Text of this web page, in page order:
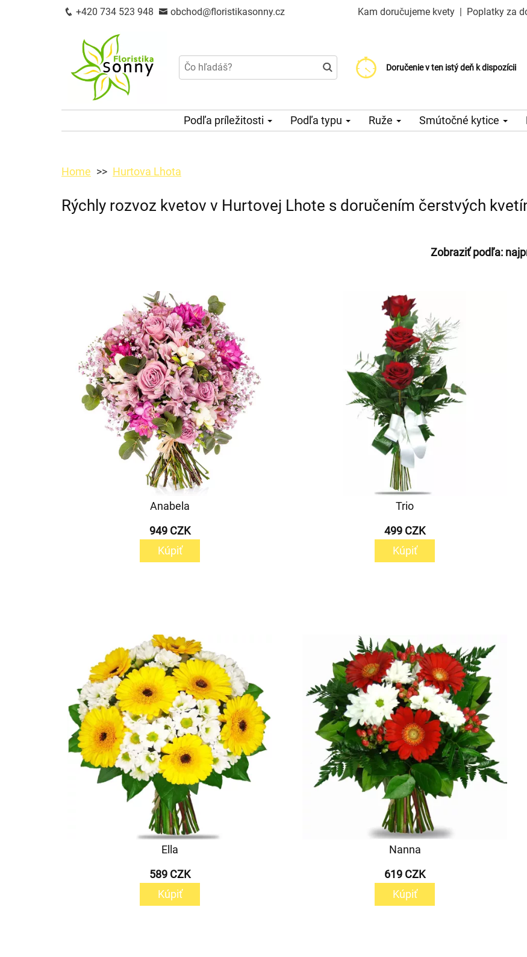
+420 734 523 948 obchod@floristikasonny.cz Kam doručujeme kvety | Poplatky za
Doručenie v ten istý deň k dispozícii
Poplatok za doručenie od 99 CZK
Vyberte si dátum doručenia
Podľa príležitosti Podľa typu Ruže Smútočné kytice
Home Hurtova Lhota
Rýchly rozvoz kvetov v Hurtovej Lhote s doručením čerstvých
Zobraziť podľa:
Anabela
949 CZK
Kúpiť
Trio
499 CZK
Kúpiť
Ella
589 CZK
Kúpiť
Nanna
619 CZK
Kúpiť